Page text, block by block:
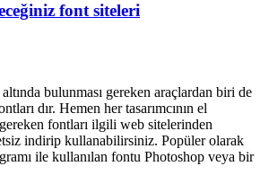
font siteleri
bulunması gereken araçlardan biri de
dır. Hemen her tasarımcının el
gereken fontları ilgili web sitelerinden
indirip kullanabilirsiniz. Popüler olarak
ile kullanılan fontu Photoshop veya bir